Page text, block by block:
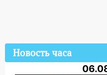
Новость часа